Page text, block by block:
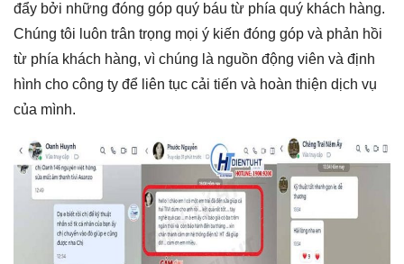
đẩy bởi những đóng góp quý báu từ phía quý khách hàng.
Chúng tôi luôn trân trọng mọi ý kiến đóng góp và phản hồi
từ phía khách hàng, vì chúng là nguồn động viên và định
hình cho công ty để liên tục cải tiến và hoàn thiện dịch vụ
của mình.